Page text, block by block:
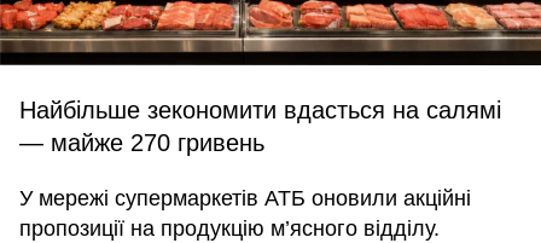
Найбільше зекономити вдасться на салямі
— майже 270 гривень
У мережі супермаркетів АТБ оновили акційні
пропозиції на продукцію м’ясного відділу.